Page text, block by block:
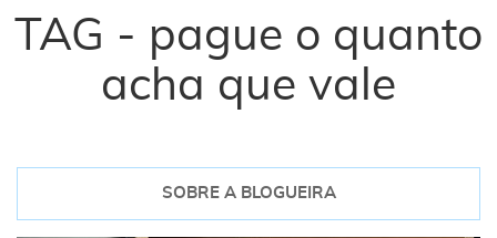
TAG - pague o quanto
acha que vale
SOBRE A BLOGUEIRA